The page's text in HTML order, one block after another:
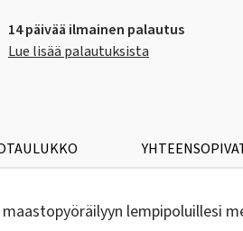
14 päivää ilmainen palautus
Lue lisää palautuksista
lempipoluillesi